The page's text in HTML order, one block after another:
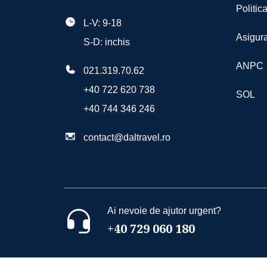
Ultra All Inclusive
L-V: 9-18
S-D: inchis
021.319.70.62
+40 722 620 738
+40 744 346 246
contact@daltravel.ro
ANPC
SOL
Ai nevoie de ajutor urgent?
+40 729 060 180